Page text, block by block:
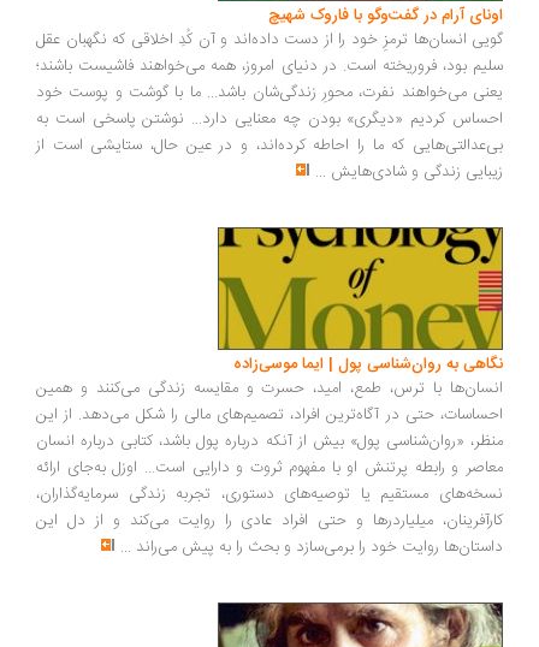
آرام در گفت‌وگو با فاروک شهیچ‭
انسان‌ها ترمزِ خود را از دست داده‌اند و آن کُدِ اخلاقی که نگهبان عقل
بود، فروریخته است. در دنیای امروز، همه می‌خواهند فاشیست باشند؛
می‌خواهند نفرت، محورِ زندگی‌شان باشد... ما با گوشت و پوست خود
کردیم «دیگری» بودن چه معنایی دارد... نوشتن پاسخی است به
که ما را احاطه کرده‌اند، و در عین حال، ستایشی است از
زندگی و شادی‌هایش...
به روان‌شناسی پول | ایما موسی‌زاده
با ترس، طمع، امید، حسرت و مقایسه زندگی می‌کنند و همین
حتی در آگاه‌ترین افراد، تصمیم‌های مالی را شکل می‌دهد. از این
«روان‌شناسی پول» بیش از آنکه درباره پول باشد، کتابی درباره انسان
و رابطه پرتنش او با مفهوم ثروت و دارایی است... اوزل به‌جای ارائه
مستقیم یا توصیه‌های دستوری، تجربه زندگی سرمایه‌گذاران،
میلیاردرها و حتی افراد عادی را روایت می‌کند و از دل این
روایت خود را برمی‌سازد و بحث را به پیش می‌راند...